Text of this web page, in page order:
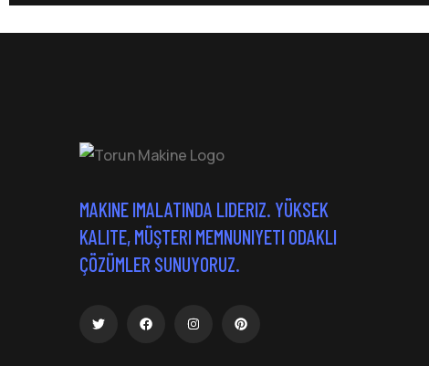
MAKINE IMALATINDA LIDERIZ. YÜKSEK
KALITE, MÜŞTERI MEMNUNIYETI ODAKLI
ÇÖZÜMLER SUNUYORUZ.